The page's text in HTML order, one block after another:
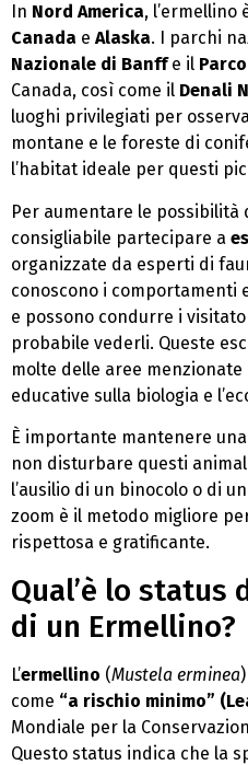
In Nord America,
Canada e Alaska. I parchi
Nazionale di Banffe il
Canada, così come il Denali
luoghi privilegiati per
montane e le foreste di
l’habitat ideale per questi
Per aumentare le possibilità
consigliabile partecipare a
organizzate da esperti di
conoscono i comportamenti
e possono condurre i
probabile vederli. Queste
molte delle aree
educative sulla biologia e
È importante mantenere una
non disturbare questi
l’ausilio di un binocolo o di
zoom è il metodo migliore
rispettosa e gratificante.
Qual’è lo status
di un Ermellino?
L’ermellino (Mustela erminea
come “a rischio minimo”
Mondiale per la
Questo status indica che la